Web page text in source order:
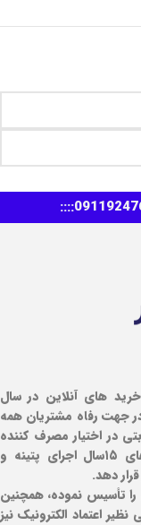
خرید های آنلاین در سال
در جهت رفاه مشتریان همه
در اختیار مصرف کننده
قرار دهد.طی این سال ها سعی شده تجربه های ۱۵سال اجرای پتینه و
دهد.
را تأسیس نموده، همچنین
اعتماد الکترونیک نیز